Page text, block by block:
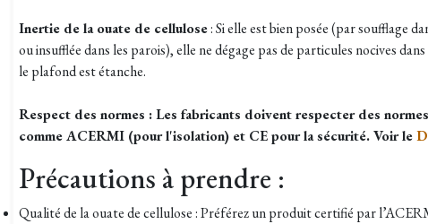
Inertie de la ouate de cellulose: Si elle est bien posée (par soufflage
ou insufflée dans les parois), elle ne dégage pas de particules nocives
le plafond est étanche.
Respect des normes : Les fabricants doivent respecter des
comme ACERMI (pour l'isolation) et CE pour la sécurité. Voir le
Précautions à prendre :
Qualité de la ouate de cellulose : Préférez un produit certifié par